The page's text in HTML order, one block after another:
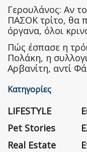
Γερουλάνος: Αν
ΠΑΣΟΚ τρίτο, θα
όργανα, όλοι
Πώς έσπασε η
Πολάκη, η
Αρβανίτη, αντί
Κατηγορίες
LIFESTYLE
Pet Stories
Real Estate